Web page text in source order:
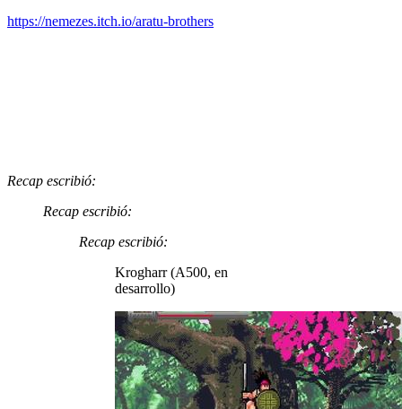
https://nemezes.itch.io/aratu-brothers
Recap escribió:
Recap escribió:
Recap escribió:
Krogharr (A500, en
desarrollo)